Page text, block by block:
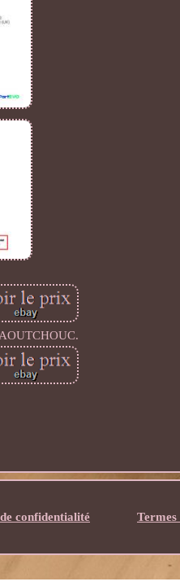
confidentialité